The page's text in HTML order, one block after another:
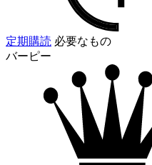
定期購読 必要なもの
バーピー